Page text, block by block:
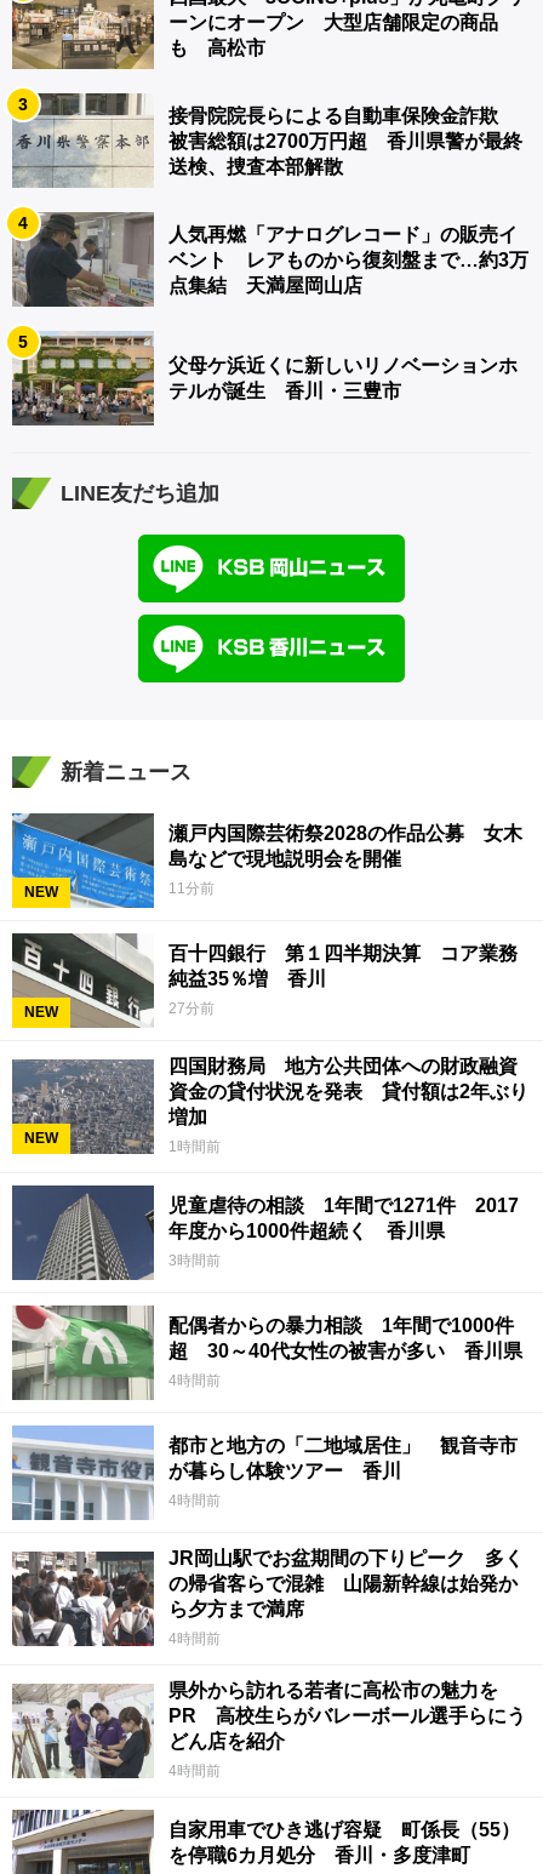
ーンにオープン 大型店舗限定の商品
も 高松市
3
接骨院院長らによる自動車保険金詐欺
被害総額は2700万円超 香川県警が最終
送検、捜査本部解散
4
人気再燃「アナログレコード」の販売イ
ベント レアものから復刻盤まで…約3万
点集結 天満屋岡山店
5
父母ケ浜近くに新しいリノベーションホ
テルが誕生 香川・三豊市
LINE友だち追加
新着ニュース
NEW
瀬戸内国際芸術祭2028の作品公募 女木
島などで現地説明会を開催
11分前
NEW
百十四銀行 第１四半期決算 コア業務
純益35％増 香川
27分前
NEW
四国財務局 地方公共団体への財政融資
資金の貸付状況を発表 貸付額は2年ぶり
増加
1時間前
児童虐待の相談 1年間で1271件 2017
年度から1000件超続く 香川県
3時間前
配偶者からの暴力相談 1年間で1000件
超 30～40代女性の被害が多い 香川県
4時間前
都市と地方の「二地域居住」 観音寺市
が暮らし体験ツアー 香川
4時間前
JR岡山駅でお盆期間の下りピーク 多く
の帰省客らで混雑 山陽新幹線は始発か
ら夕方まで満席
4時間前
県外から訪れる若者に高松市の魅力を
PR 高校生らがバレーボール選手らにう
どん店を紹介
4時間前
自家用車でひき逃げ容疑 町係長（55）
を停職6カ月処分 香川・多度津町